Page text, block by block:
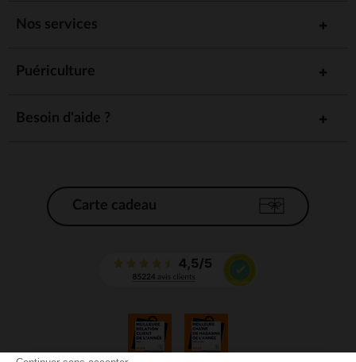
Nos services
Puériculture
Besoin d'aide ?
Carte cadeau